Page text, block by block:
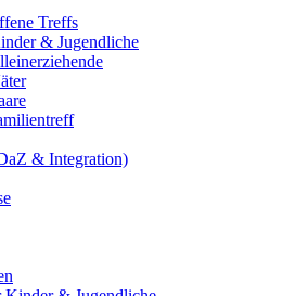
Treffs
& Jugendliche
& Integration)